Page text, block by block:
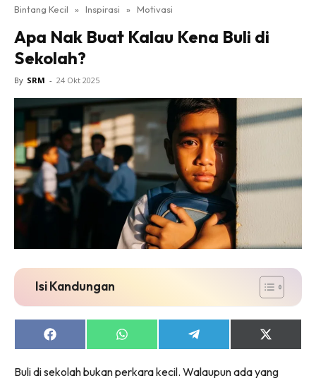
Bintang Kecil » Inspirasi » Motivasi
Apa Nak Buat Kalau Kena Buli di
Sekolah?
By SRM - 24 Okt 2025
Isi Kandungan
Share
on
Share
on
Share
on
Share
on
(Twitter)
Buli di sekolah bukan perkara kecil. Walaupun ada yang